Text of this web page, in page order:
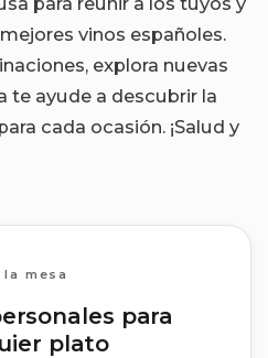
vinos españoles.
explora nuevas
te ayude a descubrir la
cada ocasión. ¡Salud y
la mesa
para
plato